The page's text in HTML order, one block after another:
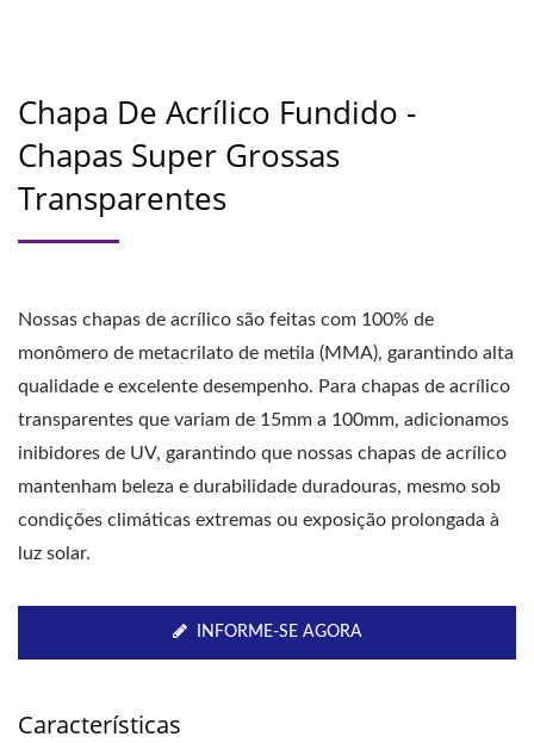
Chapa De Acrílico Fundido -
Chapas Super Grossas
Transparentes
Nossas chapas de acrílico são feitas com 100% de
monômero de metacrilato de metila (MMA), garantindo alta
qualidade e excelente desempenho. Para chapas de acrílico
transparentes que variam de 15mm a 100mm, adicionamos
inibidores de UV, garantindo que nossas chapas de acrílico
mantenham beleza e durabilidade duradouras, mesmo sob
condições climáticas extremas ou exposição prolongada à
luz solar.
INFORME-SE AGORA
Características